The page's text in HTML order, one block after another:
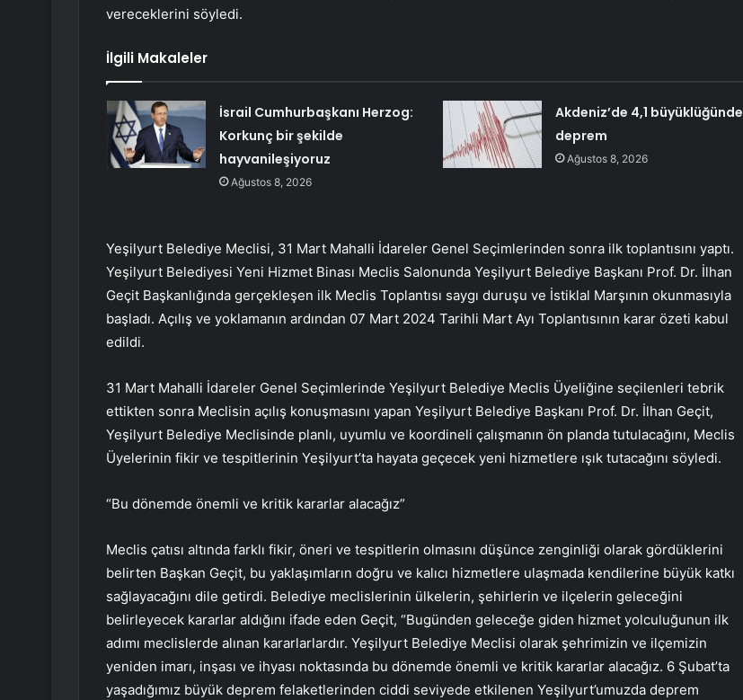
vereceklerini söyledi.
İlgili Makaleler
İsrail Cumhurbaşkanı Herzog:
Korkunç bir şekilde
hayvanileşiyoruz
Ağustos 8, 2026
Akdeniz’de 4,1 büyüklüğünde
deprem
Ağustos 8, 2026
Yeşilyurt Belediye Meclisi, 31 Mart Mahalli İdareler Genel Seçimlerinden sonra ilk toplantısını yaptı.
Yeşilyurt Belediyesi Yeni Hizmet Binası Meclis Salonunda Yeşilyurt Belediye Başkanı Prof. Dr. İlhan
Geçit Başkanlığında gerçekleşen ilk Meclis Toplantısı saygı duruşu ve İstiklal Marşının okunmasıyla
başladı. Açılış ve yoklamanın ardından 07 Mart 2024 Tarihli Mart Ayı Toplantısının karar özeti kabul
edildi.
31 Mart Mahalli İdareler Genel Seçimlerinde Yeşilyurt Belediye Meclis Üyeliğine seçilenleri tebrik
ettikten sonra Meclisin açılış konuşmasını yapan Yeşilyurt Belediye Başkanı Prof. Dr. İlhan Geçit,
Yeşilyurt Belediye Meclisinde planlı, uyumlu ve koordineli çalışmanın ön planda tutulacağını, Meclis
Üyelerinin fikir ve tespitlerinin Yeşilyurt’ta hayata geçecek yeni hizmetlere ışık tutacağını söyledi.
“Bu dönemde önemli ve kritik kararlar alacağız”
Meclis çatısı altında farklı fikir, öneri ve tespitlerin olmasını düşünce zenginliği olarak gördüklerini
belirten Başkan Geçit, bu yaklaşımların doğru ve kalıcı hizmetlere ulaşmada kendilerine büyük katkı
sağlayacağını dile getirdi. Belediye meclislerinin ülkelerin, şehirlerin ve ilçelerin geleceğini
belirleyecek kararlar aldığını ifade eden Geçit, “Bugünden geleceğe giden hizmet yolculuğunun ilk
adımı meclislerde alınan kararlarlardır. Yeşilyurt Belediye Meclisi olarak şehrimizin ve ilçemizin
yeniden imarı, inşası ve ihyası noktasında bu dönemde önemli ve kritik kararlar alacağız. 6 Şubat’ta
yaşadığımız büyük deprem felaketlerinden ciddi seviyede etkilenen Yeşilyurt’umuzda deprem